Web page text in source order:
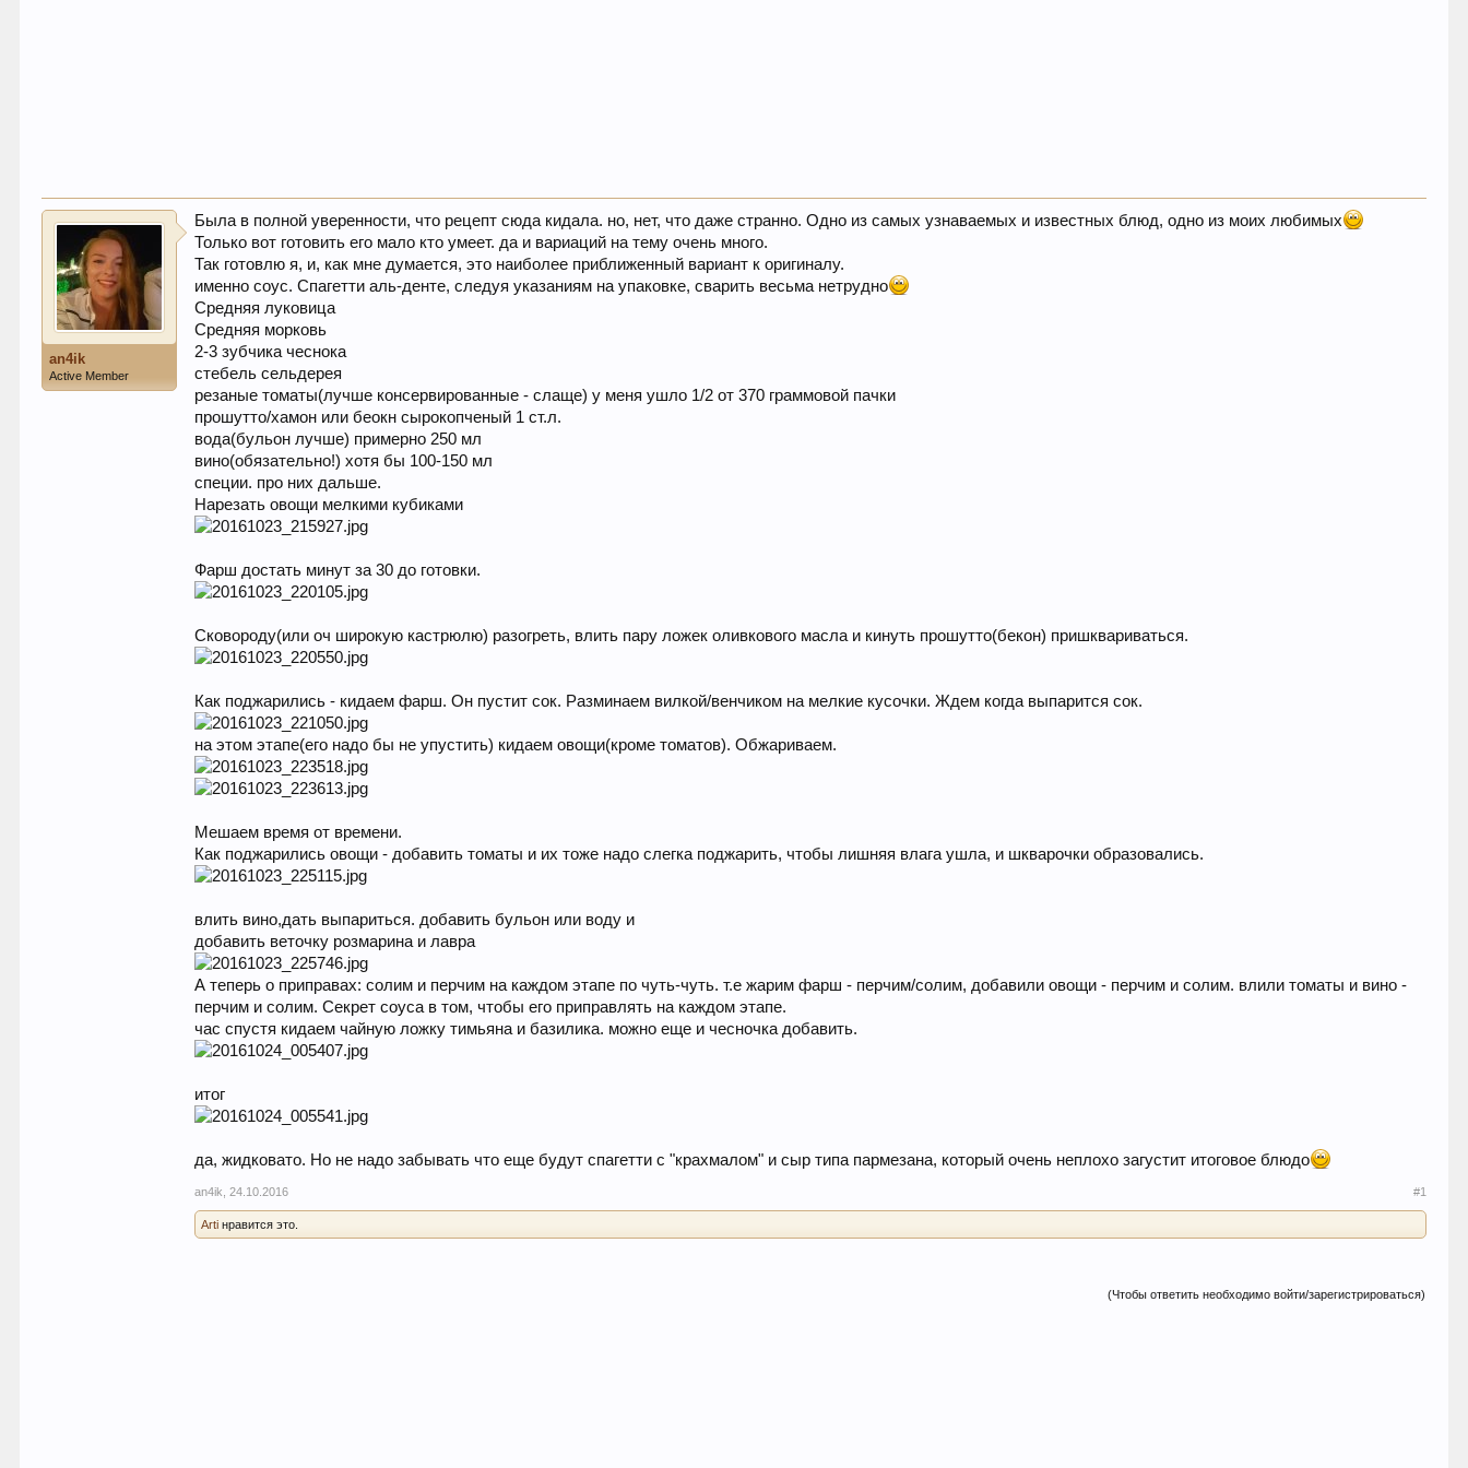
an4ik
Active Member
Была в полной уверенности, что рецепт сюда кидала. но, нет, что даже странно. Одно из самых узнаваемых и известных блюд, одно из моих любимых
Только вот готовить его мало кто умеет. да и вариаций на тему очень много.
Так готовлю я, и, как мне думается, это наиболее приближенный вариант к оригиналу.
именно соус. Спагетти аль-денте, следуя указаниям на упаковке, сварить весьма нетрудно
Средняя луковица
Средняя морковь
2-3 зубчика чеснока
стебель сельдерея
резаные томаты(лучше консервированные - слаще) у меня ушло 1/2 от 370 граммовой пачки
прошутто/хамон или беокн сырокопченый 1 ст.л.
вода(бульон лучше) примерно 250 мл
вино(обязательно!) хотя бы 100-150 мл
специи. про них дальше.
Нарезать овощи мелкими кубиками
Фарш достать минут за 30 до готовки.
Сковороду(или оч широкую кастрюлю) разогреть, влить пару ложек оливкового масла и кинуть прошутто(бекон) пришквариваться.
Как поджарились - кидаем фарш. Он пустит сок. Разминаем вилкой/венчиком на мелкие кусочки. Ждем когда выпарится сок.
на этом этапе(его надо бы не упустить) кидаем овощи(кроме томатов). Обжариваем.
Мешаем время от времени.
Как поджарились овощи - добавить томаты и их тоже надо слегка поджарить, чтобы лишняя влага ушла, и шкварочки образовались.
влить вино,дать выпариться. добавить бульон или воду и
добавить веточку розмарина и лавра
А теперь о приправах: солим и перчим на каждом этапе по чуть-чуть. т.е жарим фарш - перчим/солим, добавили овощи - перчим и солим. влили томаты и вино -
перчим и солим. Секрет соуса в том, чтобы его приправлять на каждом этапе.
час спустя кидаем чайную ложку тимьяна и базилика. можно еще и чесночка добавить.
итог
да, жидковато. Но не надо забывать что еще будут спагетти с "крахмалом" и сыр типа пармезана, который очень неплохо загустит итоговое блюдо
an4ik 24.10.2016 #1
Arti нравится это.
(Чтобы ответить необходимо войти/зарегистрироваться)